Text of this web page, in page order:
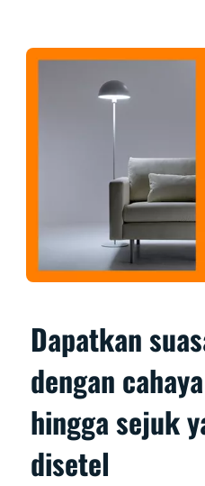
Dapatkan
dengan
hingga sejuk
disetel